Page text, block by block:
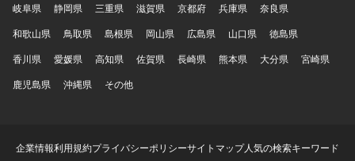
岐阜県
静岡県 三重県 滋賀県 京都府 兵庫県
奈良県
和歌山県
鳥取県 島根県 岡山県 広島県 山口県
徳島県
香川県
愛媛県 高知県 佐賀県 長崎県 熊本県 大分県
宮崎県
鹿児島県
沖縄県 その他
企業情報利用規約プライバシーポリシーサイトマップ人気の検索キーワード